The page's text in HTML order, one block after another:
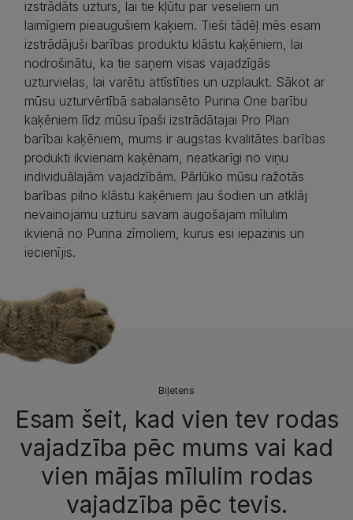
izstrādāts uzturs, lai tie kļūtu par veseliem un
laimīgiem pieaugušiem kaķiem. Tieši tādēļ mēs esam
izstrādājuši barības produktu klāstu kaķēniem, lai
nodrošinātu, ka tie saņem visas vajadzīgās
uzturvielas, lai varētu attīstīties un uzplaukt. Sākot ar
mūsu uzturvērtībā sabalansēto Purina One barību
kaķēniem līdz mūsu īpaši izstrādātajai Pro Plan
barībai kaķēniem, mums ir augstas kvalitātes barības
produkti ikvienam kaķēnam, neatkarīgi no viņu
individuālajām vajadzībām. Pārlūko mūsu ražotās
barības pilno klāstu kaķēniem jau šodien un atklāj
nevainojamu uzturu savam augošajam mīlulim
ikvienā no Purina zīmoliem, kurus esi iepazinis un
iecienījis.
Biļetens
Esam šeit, kad vien tev rodas
vajadzība pēc mums vai kad
vien mājas mīlulim rodas
vajadzība pēc tevis.